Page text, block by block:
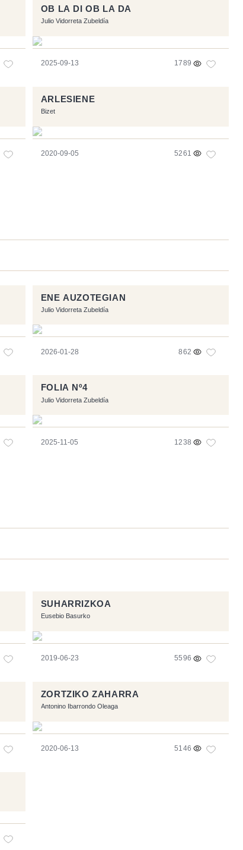
OB LA DI OB LA DA
Julio Vidorreta Zubeldía
2025-09-13 1789
ARLESIENE
Bizet
2020-09-05 5261
ENE AUZOTEGIAN
Julio Vidorreta Zubeldía
2026-01-28 862
FOLIA Nº4
Julio Vidorreta Zubeldía
2025-11-05 1238
SUHARRIZKOA
Eusebio Basurko
2019-06-23 5596
ZORTZIKO ZAHARRA
Antonino Ibarrondo Oleaga
2020-06-13 5146